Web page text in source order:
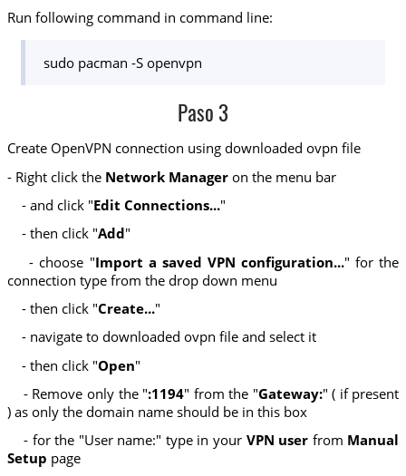
Run following command in command line:
sudo pacman -S openvpn
Paso 3
Create OpenVPN connection using downloaded ovpn file
- Right click the Network Manageron the menu bar
- and click "Edit Connections..."
- then click "Add"
- choose "Import a saved VPN configuration..." for the
connection type from the drop down menu
- then click "Create..."
- navigate to downloaded ovpn file and select it
- then click "Open"
- Remove only the ":1194" from the "Gateway:" ( if present
) as only the domain name should be in this box
- for the "User name:" type in your VPN user from Manual
Setup page